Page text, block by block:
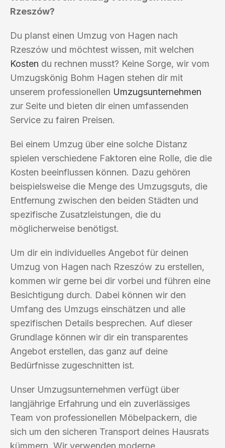
Rzeszów?
Du planst einen Umzug von Hagen nach
Rzeszów und möchtest wissen, mit welchen
Kosten du rechnen musst? Keine Sorge, wir vom
Umzugskönig Bohm Hagen stehen dir mit
unserem professionellen Umzugsunternehmen
zur Seite und bieten dir einen umfassenden
Service zu fairen Preisen.
Bei einem Umzug über eine solche Distanz
spielen verschiedene Faktoren eine Rolle, die die
Kosten beeinflussen können. Dazu gehören
beispielsweise die Menge des Umzugsguts, die
Entfernung zwischen den beiden Städten und
spezifische Zusatzleistungen, die du
möglicherweise benötigst.
Um dir ein individuelles Angebot für deinen
Umzug von Hagen nach Rzeszów zu erstellen,
kommen wir gerne bei dir vorbei und führen eine
Besichtigung durch. Dabei können wir den
Umfang des Umzugs einschätzen und alle
spezifischen Details besprechen. Auf dieser
Grundlage können wir dir ein transparentes
Angebot erstellen, das ganz auf deine
Bedürfnisse zugeschnitten ist.
Unser Umzugsunternehmen verfügt über
langjährige Erfahrung und ein zuverlässiges
Team von professionellen Möbelpackern, die
sich um den sicheren Transport deines Hausrats
kümmern. Wir verwenden moderne